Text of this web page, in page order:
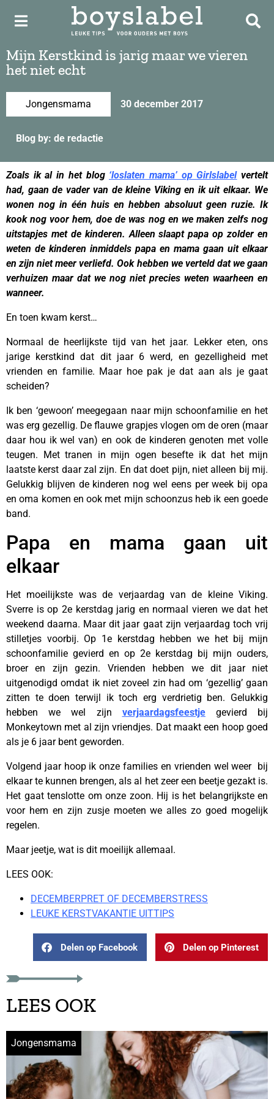
Mijn Kerstkind is jarig maar we vieren
het niet echt
Jongensmama 30 december 2017
Blog by: de redactie
Zoals ik al in het blog ‘loslaten mama’ op Girlslabelvertelt
had, gaan de vader van de kleine Viking en ik uit elkaar. We
wonen nog in één huis en hebben absoluut geen ruzie. Ik
kook nog voor hem, doe de was nog en we maken zelfs nog
uitstapjes met de kinderen. Alleen slaapt papa op zolder en
weten de kinderen inmiddels papa en mama gaan uit elkaar
en zijn niet meer verliefd. Ook hebben we verteld dat we gaan
verhuizen maar dat we nog niet precies weten waarheen en
wanneer.
En toen kwam kerst…
Normaal de heerlijkste tijd van het jaar. Lekker eten, ons
jarige kerstkind dat dit jaar 6 werd, en gezelligheid met
vrienden en familie. Maar hoe pak je dat aan als je gaat
scheiden?
Ik ben ‘gewoon’ meegegaan naar mijn schoonfamilie en het
was erg gezellig. De flauwe grapjes vlogen om de oren (maar
daar hou ik wel van) en ook de kinderen genoten met volle
teugen. Met tranen in mijn ogen besefte ik dat het mijn
laatste kerst daar zal zijn. En dat doet pijn, niet alleen bij mij.
Gelukkig blijven de kinderen nog wel eens per week bij opa
en oma komen en ook met mijn schoonzus heb ik een goede
band.
Papa en mama gaan uit
elkaar
Het moeilijkste was de verjaardag van de kleine Viking.
Sverre is op 2e kerstdag jarig en normaal vieren we dat het
weekend daarna. Maar dit jaar gaat zijn verjaardag toch vrij
stilletjes voorbij. Op 1e kerstdag hebben we het bij mijn
schoonfamilie gevierd en op 2e kerstdag bij mijn ouders,
broer en zijn gezin. Vrienden hebben we dit jaar niet
uitgenodigd omdat ik niet zoveel zin had om ‘gezellig’ gaan
zitten te doen terwijl ik toch erg verdrietig ben. Gelukkig
hebben we wel zijn verjaardagsfeestjegevierd bij
Monkeytown met al zijn vriendjes. Dat maakt een hoop goed
als je 6 jaar bent geworden.
Volgend jaar hoop ik onze families en vrienden wel weer bij
elkaar te kunnen brengen, als al het zeer een beetje gezakt is.
Het gaat tenslotte om onze zoon. Hij is het belangrijkste en
voor hem en zijn zusje moeten we alles zo goed mogelijk
regelen.
Maar jeetje, wat is dit moeilijk allemaal.
LEES OOK:
DECEMBERPRET OF DECEMBERSTRESS
LEUKE KERSTVAKANTIE UITTIPS
Delen op Facebook Delen op Pinterest
LEES OOK
Jongensmama